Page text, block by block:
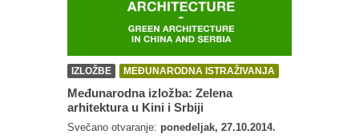
IZLOŽBE MEĐUNARODNA ISTRAŽIVANJA
Međunarodna izložba: Zelena
arhitektura u Kini i Srbiji
Svečano otvaranje: ponedeljak, 27.10.2014.